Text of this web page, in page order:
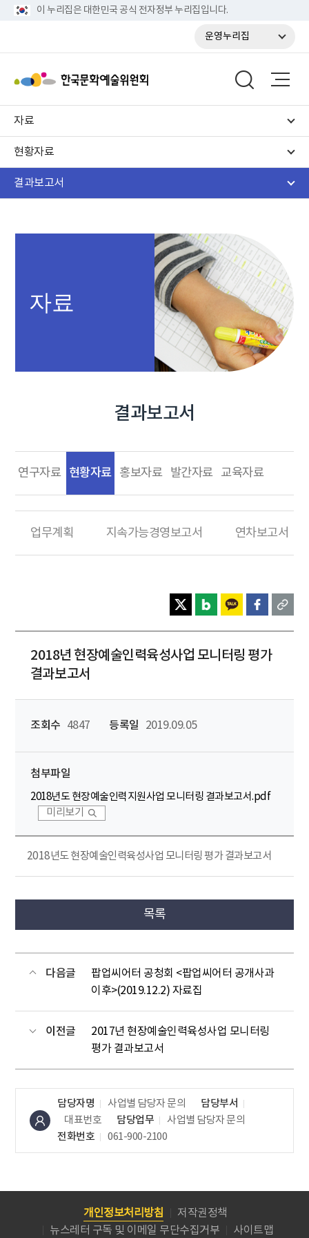
이 누리집은 대한민국 공식 전자정부 누리집입니다.
운영누리집
자료
현황자료
결과보고서
자료
결과보고서
연구자료 현황자료 홍보자료 발간자료 교육자료
업무계획 지속가능경영보고서 연차보고서
2018년 현장예술인력육성사업 모니터링 평가
결과보고서
조회수 4847 등록일 2019.09.05
첨부파일
2018년도 현장예술인력지원사업 모니터링 결과보고서.pdf
미리보기
2018년도 현장예술인력육성사업 모니터링 평가 결과보고서
목록
다음글
팝업씨어터 공청회 <팝업씨어터 공개사과
이후>(2019.12.2) 자료집
이전글
2017년 현장예술인력육성사업 모니터링
평가 결과보고서
담당자명 사업별 담당자 문의
담당부서
대표번호
담당업무
사업별 담당자 문의
전화번호
061-900-2100
개인정보처리방침
저작권정책
뉴스레터 구독 및 이메일 무단수집거부
사이트맵